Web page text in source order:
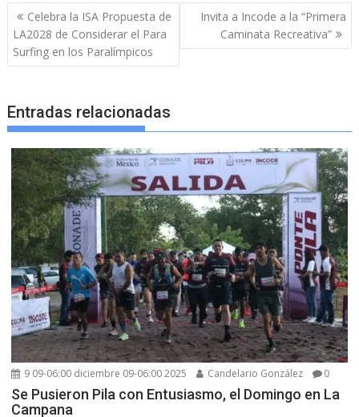
Navegación
de
entradas
Celebra la ISA Propuesta de
LA2028 de Considerar el Para
Surfing en los Paralímpicos
Invita a Incode a la “Primera
Caminata Recreativa”
Entradas relacionadas
9 09-06:00 diciembre 09-06:00 2025 Candelario González 0
Se Pusieron Pila con Entusiasmo, el Domingo en La
Campana